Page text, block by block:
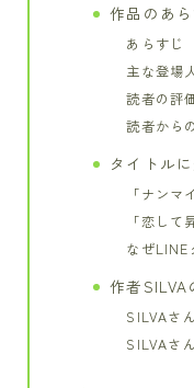
作品のあ
あらすじ
主な登場
読者の評
読者から
タイトル
「ナンマ
「恋し
なぜLINE
作者
SILVAさ
SILVAさ